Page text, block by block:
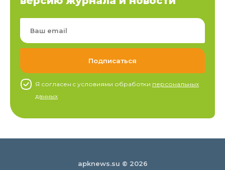
Я согласен c условиями обработки персональных
данных
apknews.su © 2026